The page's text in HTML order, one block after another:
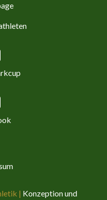
| Konzeption und